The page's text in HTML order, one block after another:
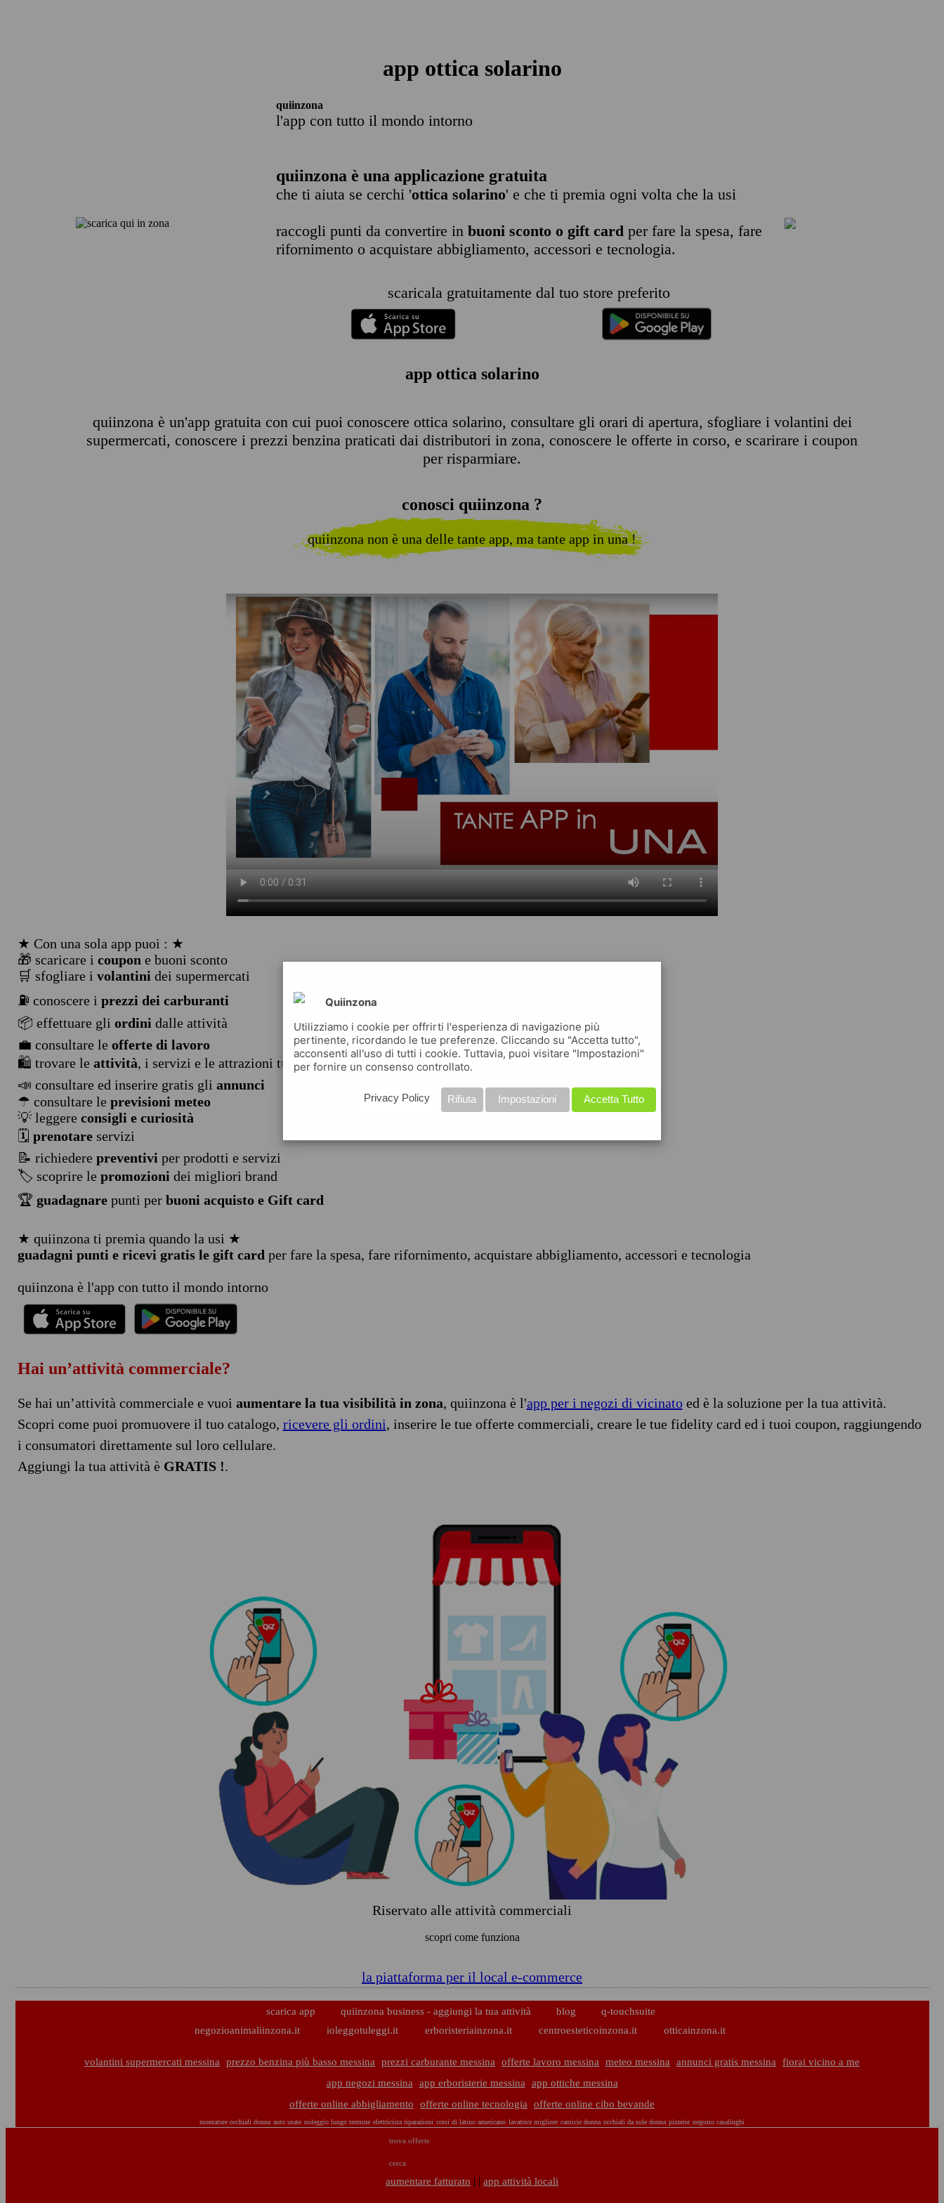
app ottica solarino
quiinzona
l'app con tutto il mondo intorno
quiinzona è una applicazione gratuita
che ti aiuta se cerchi 'ottica solarino' e che ti premia ogni volta che la usi
raccogli punti da convertire in buoni sconto o gift card per fare la spesa, fare
rifornimento o acquistare abbigliamento, accessori e tecnologia.
scaricala gratuitamente dal tuo store preferito
app ottica solarino
quiinzona è un'app gratuita con cui puoi conoscere ottica solarino, consultare gli orari di apertura, sfogliare i volantini dei
supermercati, conoscere i prezzi benzina praticati dai distributori in zona, conoscere le offerte in corso, e scarirare i coupon
per risparmiare.
conosci quiinzona ?
quiinzona non è una delle tante app, ma tante app in una !
★ Con una sola app puoi : ★
🎁 scaricare i coupon e buoni sconto
🛒 sfogliare i volantini dei supermercati
⛽ conoscere i prezzi dei carburanti
📦 effettuare gli ordini dalle attività
💼 consultare le offerte di lavoro
🛍️ trovare le attività, i servizi e le attrazioni turistiche
📣 consultare ed inserire gratis gli annunci
☂ consultare le previsioni meteo
💡 leggere consigli e curiosità
🗓️ prenotareservizi
📝 richiedere preventivi per prodotti e servizi
🏷️ scoprire le promozioni dei migliori brand
🏆 guadagnarepunti per buoni acquisto e Gift card
★ quiinzona ti premia quando la usi ★
guadagni punti e ricevi gratis le gift card per fare la spesa, fare rifornimento, acquistare abbigliamento, accessori e tecnologia
quiinzona è l'app con tutto il mondo intorno
Hai un’attività commerciale?
Se hai un’attività commerciale e vuoi aumentare la tua visibilità in zona, quiinzona è l'app per i negozi di vicinatoed è la soluzione per la tua attività.
Scopri come puoi promuovere il tuo catalogo, ricevere gli ordini, inserire le tue offerte commerciali, creare le tue fidelity card ed i tuoi coupon, raggiungendo
i consumatori direttamente sul loro cellulare.
Aggiungi la tua attività è GRATIS !.
Riservato alle attività commerciali
scopri come funziona
la piattaforma per il local e-commerce
scarica app quiinzona business - aggiungi la tua attività blog
q-touchsuite
negozioanimaliinzona.it
ioleggotuleggi.it erboristeriainzona.it centroesteticoinzona.it otticainzona.it
volantini supermercati messina prezzo benzina più basso messina prezzi carburante messina offerte lavoro messina meteo messina annunci gratis messina
fiorai vicino a me
app negozi messina
app erboristerie messina
app ottiche messina
offerte online abbigliamento
offerte online tecnologia offerte online cibo bevande
montature occhiali donna auto usate noleggio lungo termine elettricista riparazioni corsi di latino americano lavatrice migliore camicie donna occhiali da sole donna pizzerie negozio casalinghi
trova offerte
cerca
aumentare fatturato | | app attività locali
Quiinzona
Utilizziamo i cookie per offrirti l'esperienza di navigazione più
pertinente, ricordando le tue preferenze. Cliccando su "Accetta tutto",
acconsenti all'uso di tutti i cookie. Tuttavia, puoi visitare "Impostazioni"
per fornire un consenso controllato.
Accetta Tutto
Impostazioni
Rifiuta
Privacy Policy